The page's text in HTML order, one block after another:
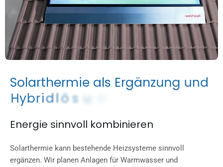
Solarthermie als Ergänzung und
Hybridlösun g
Energie sinnvoll kombinieren
Solarthermie kann bestehende Heizsysteme sinnvoll
ergänzen. Wir planen Anlagen für Warmwasser und